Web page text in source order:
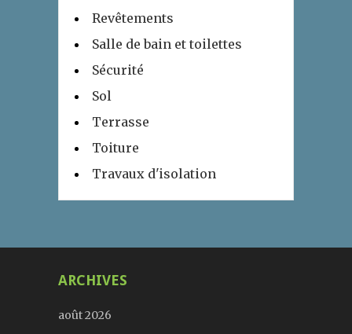
Revêtements
Salle de bain et toilettes
Sécurité
Sol
Terrasse
Toiture
Travaux d'isolation
ARCHIVES
août 2026